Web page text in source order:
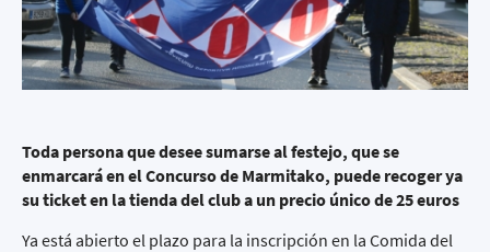
Toda persona que desee sumarse al festejo, que se
enmarcará en el Concurso de Marmitako, puede recoger ya
su ticket en la tienda del club a un precio único de 25 euros
Ya está abierto el plazo para la inscripción en la Comida del